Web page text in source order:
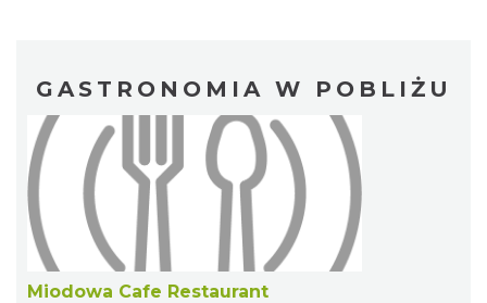
GASTRONOMIA W POBLIŻU
Miodowa Cafe Restaurant